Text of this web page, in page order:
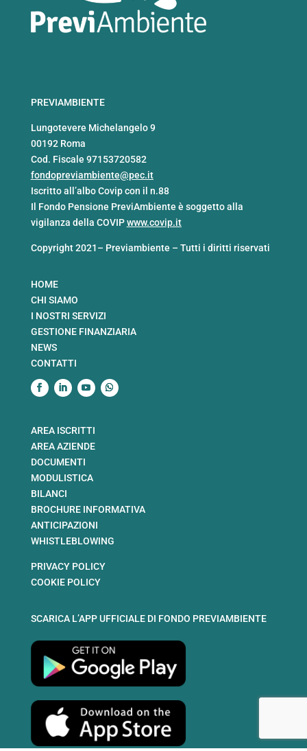
PREVIAMBIENTE
Lungotevere Michelangelo 9
00192 Roma
Cod. Fiscale 97153720582
fondopreviambiente@pec.it
Iscritto all’albo Covip con il n.88
Il Fondo Pensione PreviAmbiente è soggetto alla
vigilanza della COVIPwww.covip.it
Copyright 2021– Previambiente – Tutti i diritti riservati
HOME
CHI SIAMO
I NOSTRI SERVIZI
GESTIONE FINANZIARIA
NEWS
CONTATTI
AREA ISCRITTI
AREA AZIENDE
DOCUMENTI
MODULISTICA
BILANCI
BROCHURE INFORMATIVA
ANTICIPAZIONI
WHISTLEBLOWING
PRIVACY POLICY
COOKIE POLICY
SCARICA L’APP UFFICIALE DI FONDO PREVIAMBIENTE